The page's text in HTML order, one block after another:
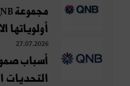
أولوياتها
27.07.2026
أسباب
التحديات